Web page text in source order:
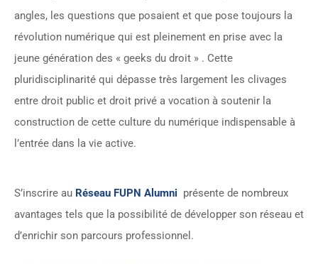
angles, les questions que posaient et que pose toujours la
révolution numérique qui est pleinement en prise avec la
jeune génération des « geeks du droit » . Cette
pluridisciplinarité qui dépasse très largement les clivages
entre droit public et droit privé a vocation à soutenir la
construction de cette culture du numérique indispensable à
l’entrée dans la vie active.
S’inscrire au Réseau FUPN Alumni présente de nombreux
avantages tels que la possibilité de développer son réseau et
d’enrichir son parcours professionnel.